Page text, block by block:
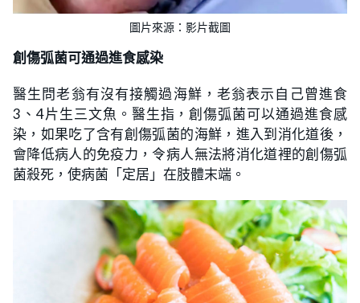
圖片來源：影片截圖
創傷弧菌可通過進食感染
醫生問老翁有沒有接觸過海鮮，老翁表示自己曾進食
3、4片生三文魚。醫生指，創傷弧菌可以通過進食感
染，如果吃了含有創傷弧菌的海鮮，進入到消化道後，
會降低病人的免疫力，令病人無法將消化道裡的創傷弧
菌殺死，使病菌「定居」在肢體末端。